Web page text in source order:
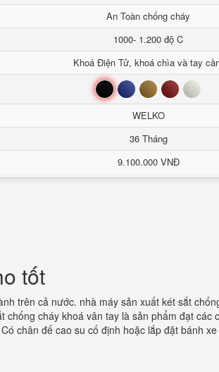
An Toàn chống cháy
1000- 1.200 độ C
Khoá Điện Tử, khoá chìa và tay
Đen Xanh Nâu Đỏ Trắng
WELKO
36 Tháng
9.100.000 VNĐ
tốt
trên cả nước. nhà máy sản xuất két sắt
cháy khoá vân tay là sản phẩm đạt các
chân đế cao su cố định hoặc lắp đặt bánh